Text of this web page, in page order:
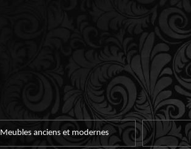
Meubles anciens et modernes